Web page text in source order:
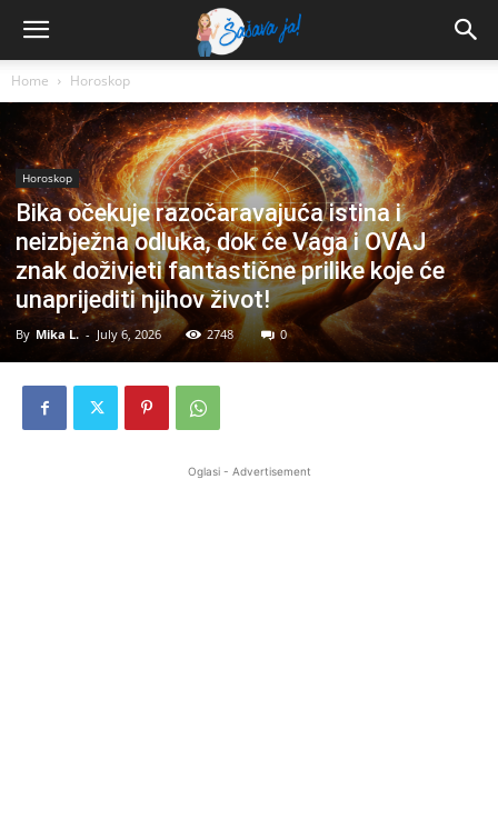
Home Horoskop
Horoskop
Bika očekuje razočaravajuća istina i
neizbježna odluka, dok će Vaga i OVAJ
znak doživjeti fantastične prilike koje će
unaprijediti njihov život!
By Mika L. - July 6, 2026 2748 0
Oglasi - Advertisement